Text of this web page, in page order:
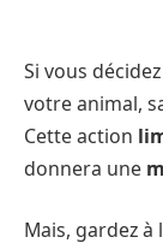
Si vous
votre animal,
Cette action
donnera une
Mais, gardez à